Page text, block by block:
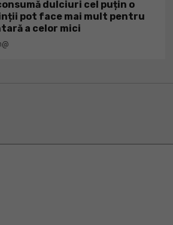
dulciuri cel puțin o
pot face mai mult pentru
a celor mici